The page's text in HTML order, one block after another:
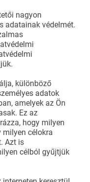
nagyon
adatainak védelmét.
különböző
adatok
amelyek az Ön
Ez az
hogy milyen
célokra
Azt is
célból gyűjtjük